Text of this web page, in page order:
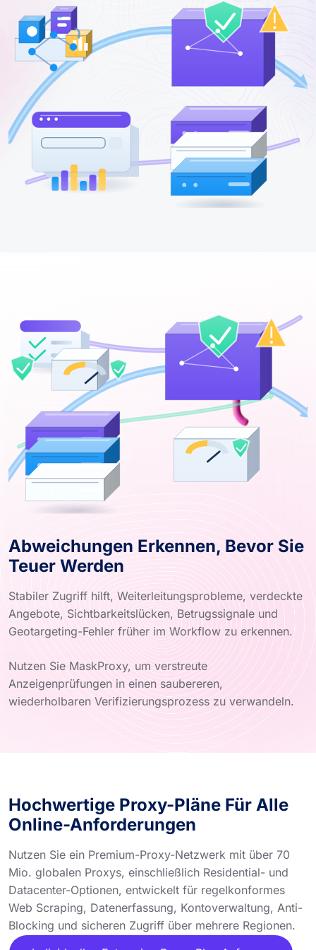
Abweichungen Erkennen, Bevor Sie
Teuer Werden
Stabiler Zugriff hilft, Weiterleitungsprobleme, verdeckte
Angebote, Sichtbarkeitslücken, Betrugssignale und
Geotargeting-Fehler früher im Workflow zu erkennen.
Nutzen Sie MaskProxy, um verstreute
Anzeigenprüfungen in einen saubereren,
wiederholbaren Verifizierungsprozess zu verwandeln.
Hochwertige Proxy-Pläne Für Alle
Online-Anforderungen
Nutzen Sie ein Premium-Proxy-Netzwerk mit über 70
Mio. globalen Proxys, einschließlich Residential- und
Datacenter-Optionen, entwickelt für regelkonformes
Web Scraping, Datenerfassung, Kontoverwaltung, Anti-
Blocking und sicheren Zugriff über mehrere Regionen.